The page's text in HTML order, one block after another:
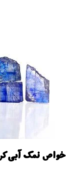
خواص نمک آبی